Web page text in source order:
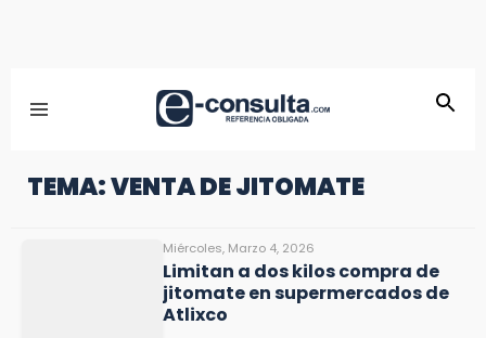
TEMA: VENTA DE JITOMATE
Miércoles, Marzo 4, 2026
Limitan a dos kilos compra de
jitomate en supermercados de
Atlixco